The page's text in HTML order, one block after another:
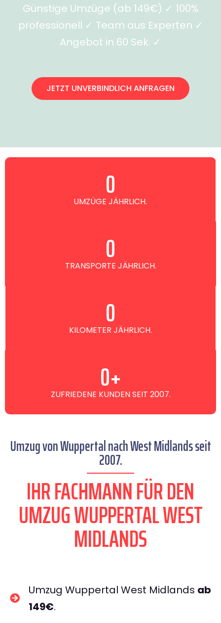
Günstige Umzüge (ab 149€) ✓ 100%
professionell ✓ Team aus Experten ✓
Angebot in 60 Sek. ✓
JETZT UNVERBINDLICH ANFRAGEN
UMZÜGE JÄHRLICH.
0
TRANSPORTE JÄHRLICH.
0
KILOMETER JÄHRLICH.
0
ZUFRIEDENE KUNDEN SEIT 2007.
0+
Umzug von Wuppertal nach West Midlands seit
2007.
IHR FACHMANN FÜR DEN
UMZUG WUPPERTAL WEST
MIDLANDS
Umzug Wuppertal West Midlands ab
149€.